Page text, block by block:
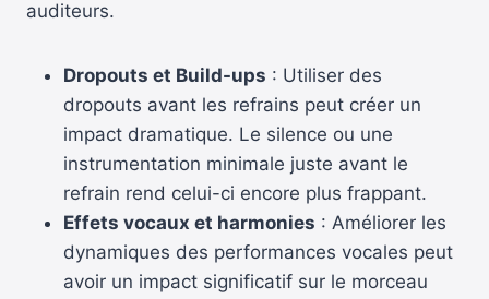
auditeurs.
Dropouts et Build-ups : Utiliser des
dropouts avant les refrains peut créer un
impact dramatique. Le silence ou une
instrumentation minimale juste avant le
refrain rend celui-ci encore plus frappant.
Effets vocaux et harmonies : Améliorer les
dynamiques des performances vocales peut
avoir un impact significatif sur le morceau